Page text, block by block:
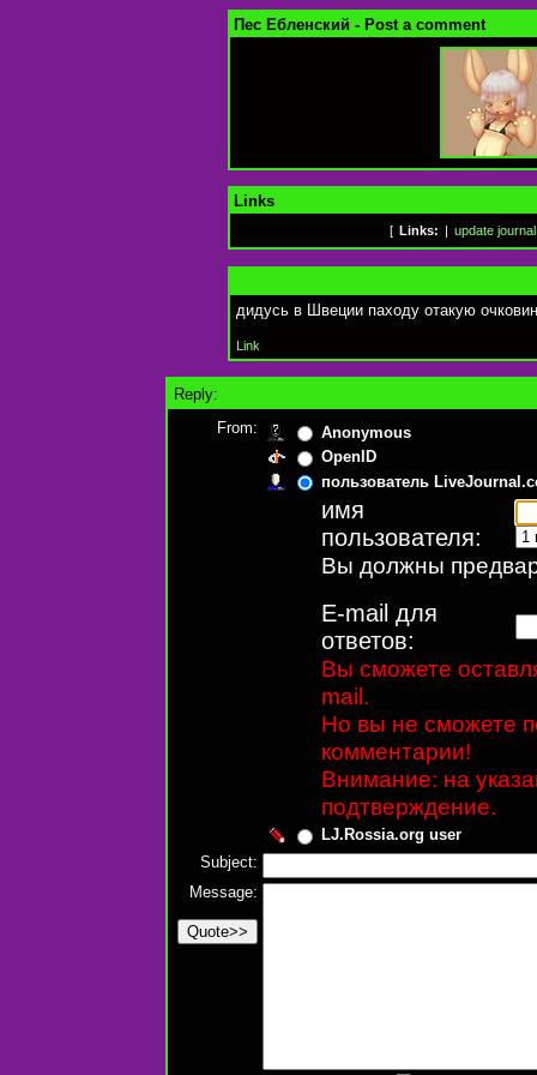
Пес Ебленский - Post a comment
Links
[ Links: update journal
дидусь в Швеции паходу отакую
Link
Reply:
From:
Anonymous
OpenID
пользователь
имя
пользователя:
Вы должны
E-mail для
ответов:
Вы сможете
mail.
Но вы не сможете
комментарии!
Внимание: на
подтверждение.
LJ.Rossia.org user
Subject:
Message: